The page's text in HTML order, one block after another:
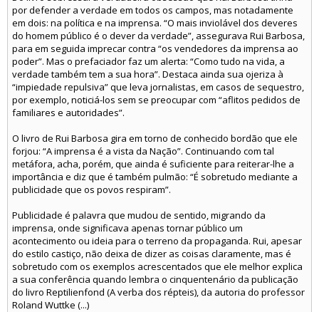
por defender a verdade em todos os campos, mas notadamente
em dois: na política e na imprensa. “O mais inviolável dos deveres
do homem público é o dever da verdade”, assegurava Rui Barbosa,
para em seguida imprecar contra “os vendedores da imprensa ao
poder”. Mas o prefaciador faz um alerta: “Como tudo na vida, a
verdade também tem a sua hora”. Destaca ainda sua ojeriza à
“impiedade repulsiva” que leva jornalistas, em casos de sequestro,
por exemplo, noticiá-los sem se preocupar com “aflitos pedidos de
familiares e autoridades”.
O livro de Rui Barbosa gira em torno de conhecido bordão que ele
forjou: “A imprensa é a vista da Nação”. Continuando com tal
metáfora, acha, porém, que ainda é suficiente para reiterar-lhe a
importância e diz que é também pulmão: “É sobretudo mediante a
publicidade que os povos respiram”.
Publicidade é palavra que mudou de sentido, migrando da
imprensa, onde significava apenas tornar público um
acontecimento ou ideia para o terreno da propaganda. Rui, apesar
do estilo castiço, não deixa de dizer as coisas claramente, mas é
sobretudo com os exemplos acrescentados que ele melhor explica
a sua conferência quando lembra o cinquentenário da publicação
do livro Reptilienfond (A verba dos répteis), da autoria do professor
Roland Wuttke (...)